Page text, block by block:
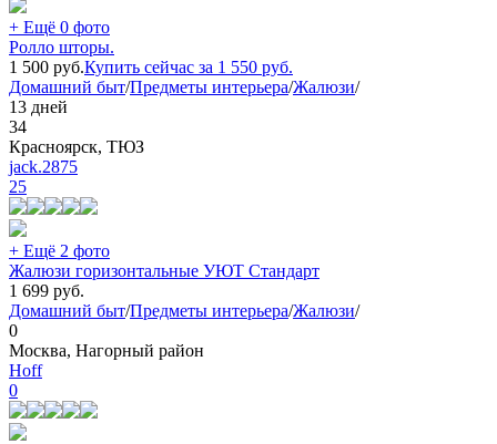
+ Ещё 0 фото
Ролло шторы.
1 500 руб.Купить сейчас за 1 550 руб.
Домашний быт/Предметы интерьера/Жалюзи/
13 дней
34
Красноярск, ТЮЗ
jack.2875
25
+ Ещё 2 фото
Жалюзи горизонтальные УЮТ Стандарт
1 699 руб.
Домашний быт/Предметы интерьера/Жалюзи/
0
Москва, Нагорный район
Hoff
0